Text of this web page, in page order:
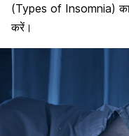
(Types of Insomnia)
करें।